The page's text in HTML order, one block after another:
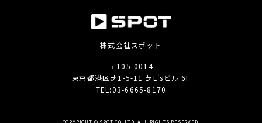
株式会社スポット
〒105-0014
東京都港区芝1-5-11 芝L'sビル 6F
TEL:03-6665-8170